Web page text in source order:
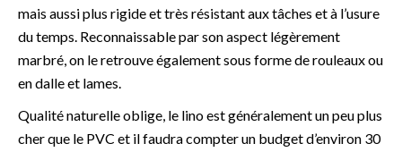
mais aussi plus rigide et très résistant aux tâches et à l’usure
du temps. Reconnaissable par son aspect légèrement
marbré, on le retrouve également sous forme de rouleaux ou
en dalle et lames.
Qualité naturelle oblige, le lino est généralement un peu plus
cher que le PVC et il faudra compter un budget d’environ 30